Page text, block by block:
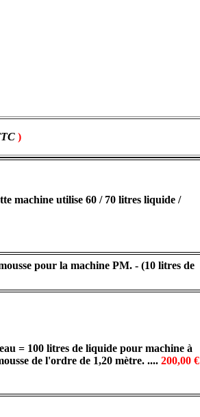
)
machine utilise 60 / 70 litres liquide /
pour la machine PM. - (10 litres de
= 100 litres de liquide pour machine à
de l'ordre de 1,20 mètre. .... 200,00 €